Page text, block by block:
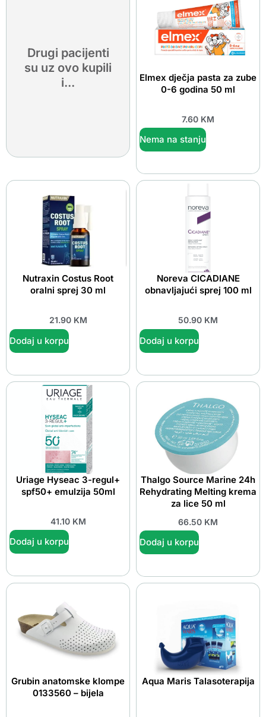
Drugi pacijenti
su uz ovo kupili
i...
Elmex dječja pasta za zube
0-6 godina 50 ml
7.60 KM
Nema na stanju
Nutraxin Costus Root
oralni sprej 30 ml
21.90 KM
Dodaj u korpu
Noreva CICADIANE
obnavljajući sprej 100 ml
50.90 KM
Dodaj u korpu
Uriage Hyseac 3-regul+
spf50+ emulzija 50ml
41.10 KM
Dodaj u korpu
Thalgo Source Marine 24h
Rehydrating Melting krema
za lice 50 ml
66.50 KM
Dodaj u korpu
Grubin anatomske klompe
0133560 – bijela
Aqua Maris Talasoterapija